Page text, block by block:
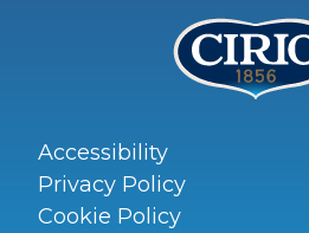
Accessibility
Privacy Policy
Cookie Policy